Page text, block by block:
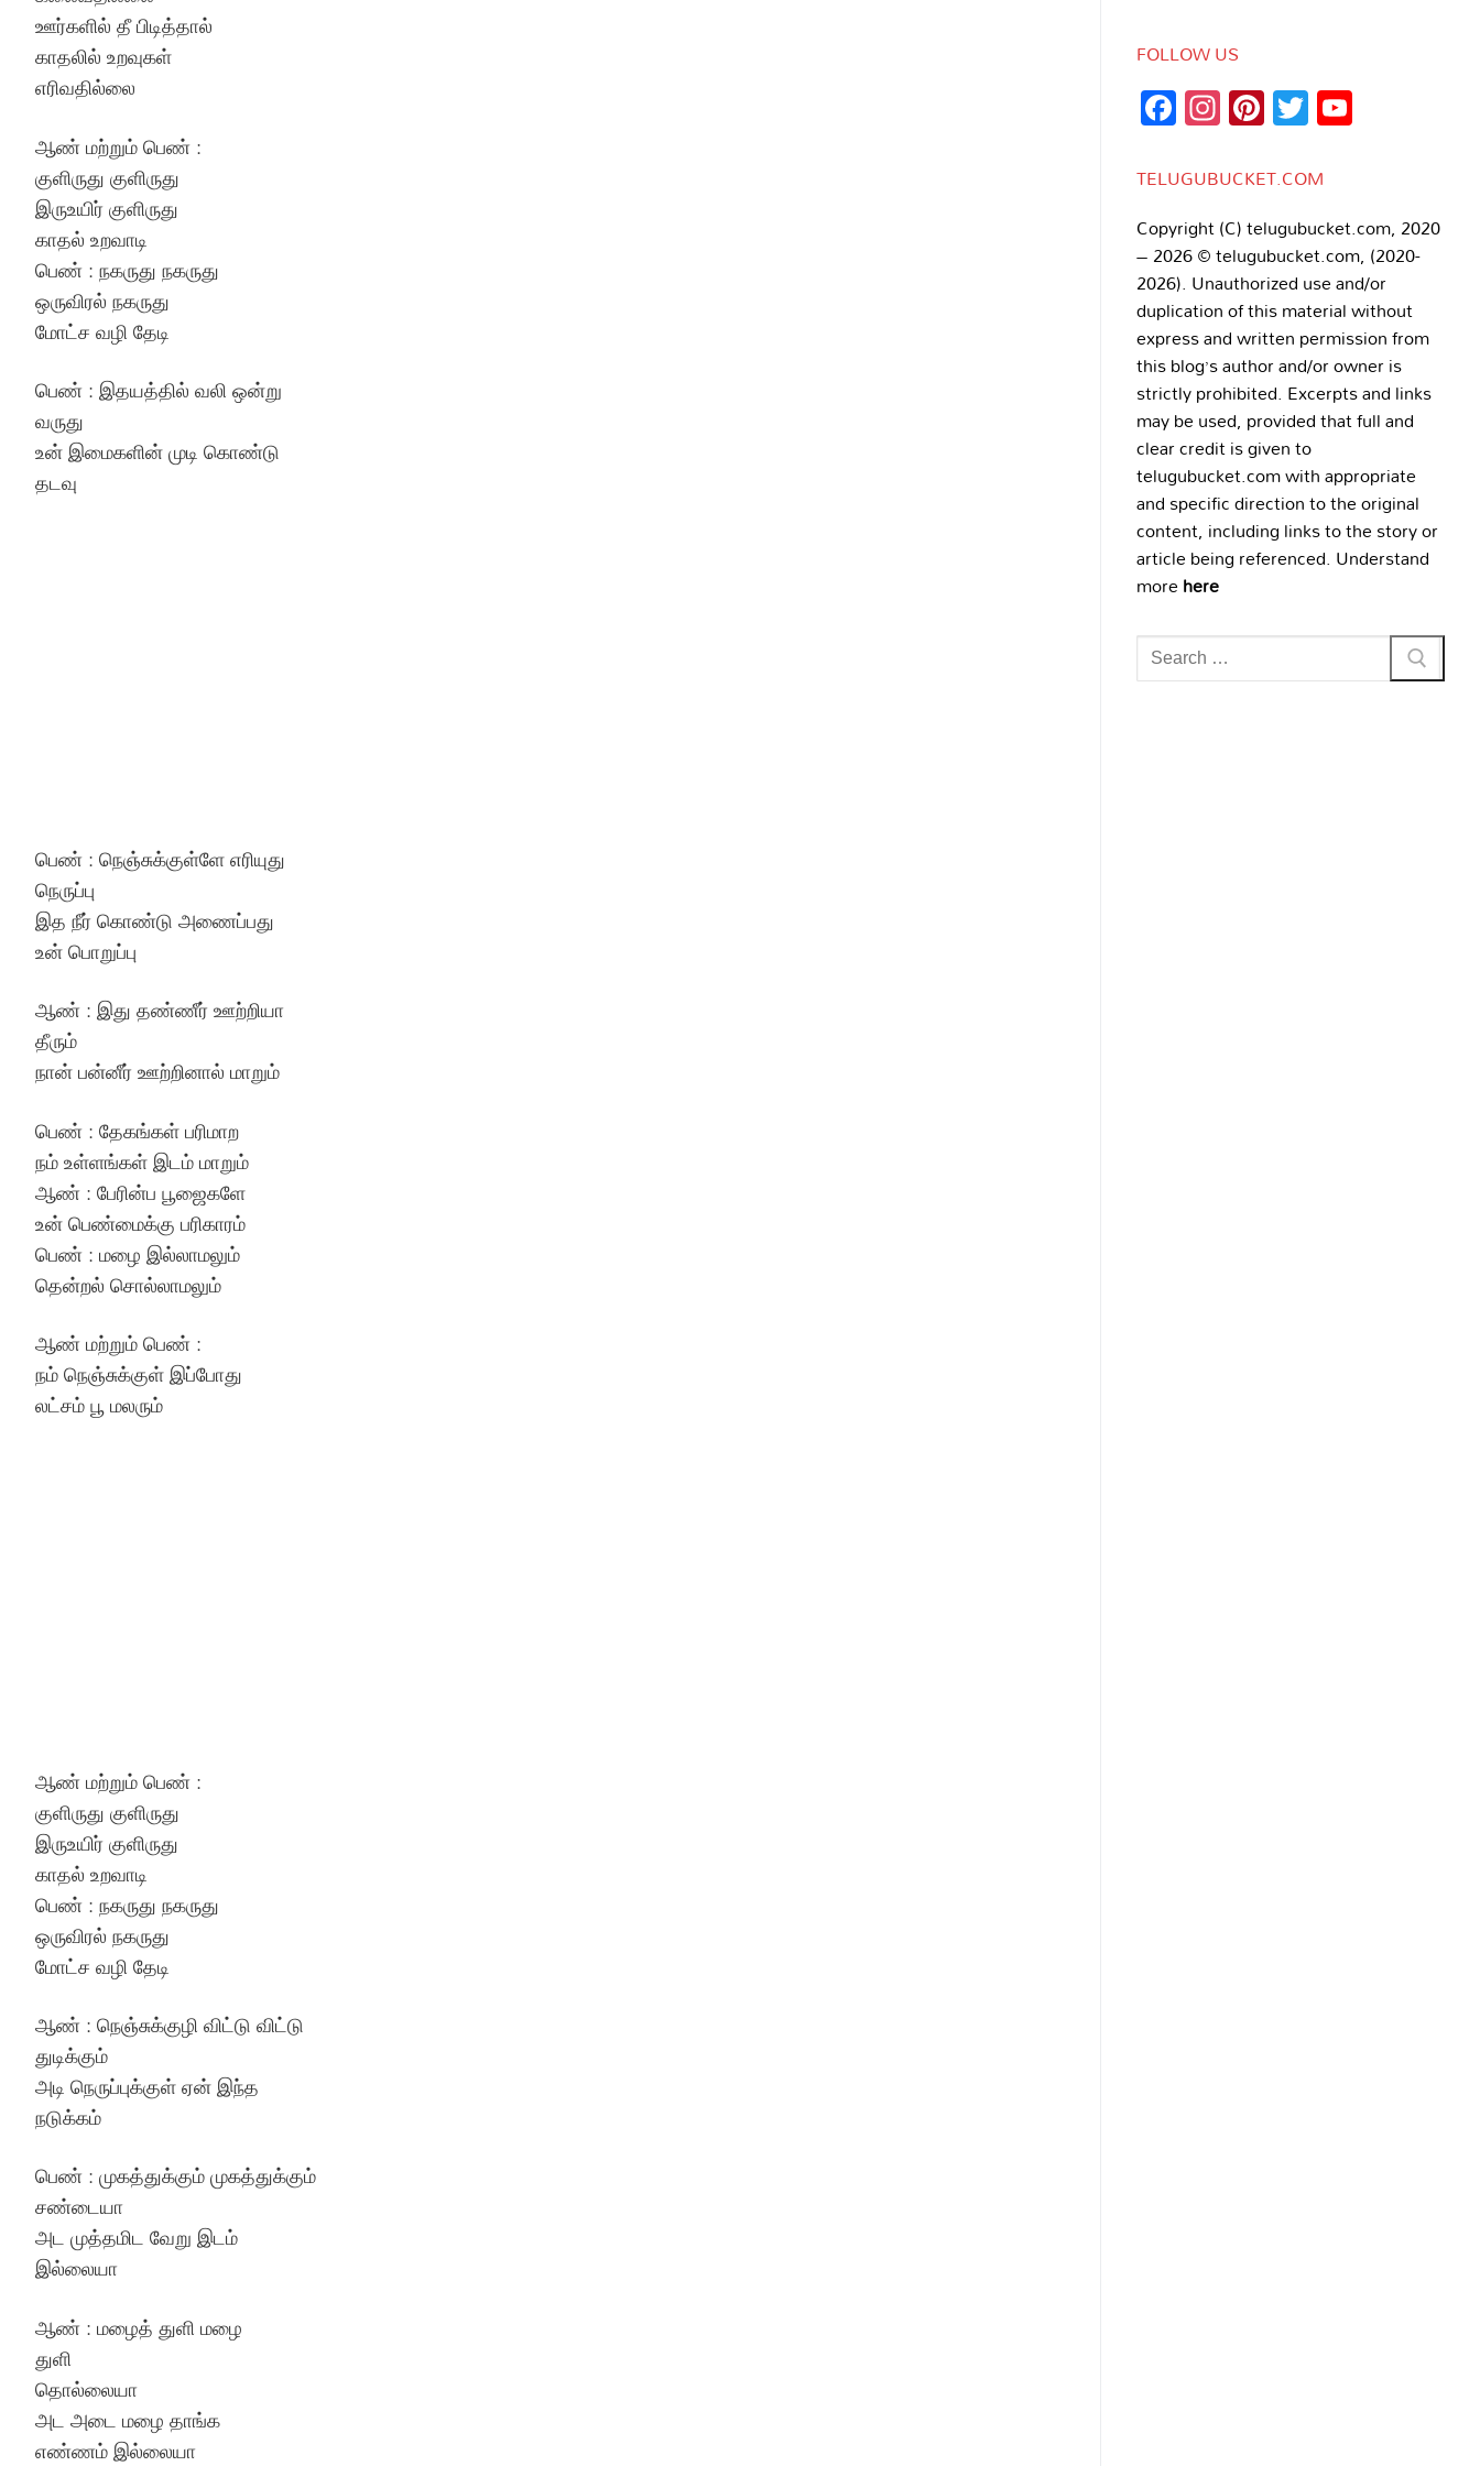
ஊர்களில் தீ பிடித்தால்
காதலில் உறவுகள்
எரிவதில்லை
ஆண் மற்றும் பெண் :
குளிருது குளிருது
இருஉயிர் குளிருது
காதல் உறவாடி
பெண் : நகருது நகருது
ஒருவிரல் நகருது
மோட்ச வழி தேடி
பெண் : இதயத்தில் வலி ஒன்று
வருது
உன் இமைகளின் முடி கொண்டு
தடவு
பெண் : நெஞ்சுக்குள்ளே எரியுது
நெருப்பு
இத நீர் கொண்டு அணைப்பது
உன் பொறுப்பு
ஆண் : இது தண்ணீர் ஊற்றியா
தீரும்
நான் பன்னீர் ஊற்றினால் மாறும்
பெண் : தேகங்கள் பரிமாற
நம் உள்ளங்கள் இடம் மாறும்
ஆண் : பேரின்ப பூஜைகளே
உன் பெண்மைக்கு பரிகாரம்
பெண் : மழை இல்லாமலும்
தென்றல் சொல்லாமலும்
ஆண் மற்றும் பெண் :
நம் நெஞ்சுக்குள் இப்போது
லட்சம் பூ மலரும்
ஆண் மற்றும் பெண் :
குளிருது குளிருது
இருஉயிர் குளிருது
காதல் உறவாடி
பெண் : நகருது நகருது
ஒருவிரல் நகருது
மோட்ச வழி தேடி
ஆண் : நெஞ்சுக்குழி விட்டு விட்டு
துடிக்கும்
அடி நெருப்புக்குள் ஏன் இந்த
நடுக்கம்
பெண் : முகத்துக்கும் முகத்துக்கும்
சண்டையா
அட முத்தமிட வேறு இடம்
இல்லையா
ஆண் : மழைத் துளி மழை
துளி
தொல்லையா
அட அடை மழை தாங்க
எண்ணம் இல்லையா
FOLLOW US
Facebook
Instagram
Pinterest
Twitter
TELUGUBUCKET.COM
Copyright (C) telugubucket.com, 2020
– 2026 © telugubucket.com, (2020-
2026). Unauthorized use and/or
duplication of this material without
express and written permission from
this blog’s author and/or owner is
strictly prohibited. Excerpts and links
may be used, provided that full and
clear credit is given to
telugubucket.com with appropriate
and specific direction to the original
content, including links to the story or
article being referenced. Understand
morehere
Search
for: